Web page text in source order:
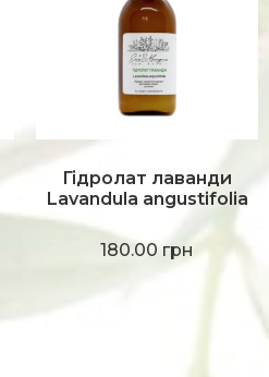
Гідролат лаванди
Lavandula angustifolia
180.00 грн